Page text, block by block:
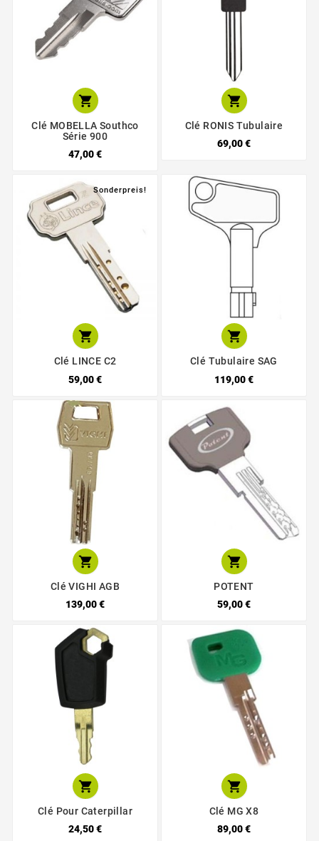

Clé MOBELLA Southco
Série 900
47,00 €

Clé RONIS Tubulaire
69,00 €
Sonderpreis!

Clé LINCE C2
59,00 €

Clé Tubulaire SAG
119,00 €

Clé VIGHI AGB
139,00 €

POTENT
59,00 €

Clé Pour Caterpillar
24,50 €

Clé MG X8
89,00 €